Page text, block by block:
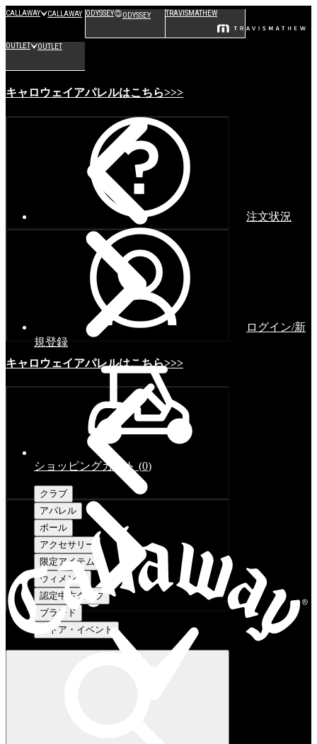
CALLAWAY CALLAWAY ODYSSEY ODYSSEY TRAVISMATHEW
OUTLET OUTLET
キャロウェイアパレルはこちら>>>
キャロウェイアパレルはこちら>>>
注文状況
ログイン/新
規登録
ショッピングカート (0)
クラブ
アパレル
ボール
アクセサリー
限定アイテム
ウィメンズ
認定中古クラブ
ブランド
ストア・イベント